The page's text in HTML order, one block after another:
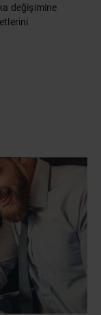
değişimine